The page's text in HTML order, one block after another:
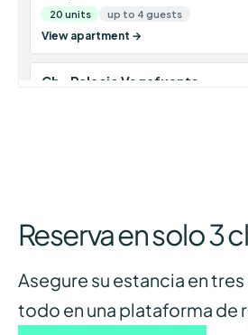
Reserva en solo 3
Asegure su estancia en
todo en una plataforma de